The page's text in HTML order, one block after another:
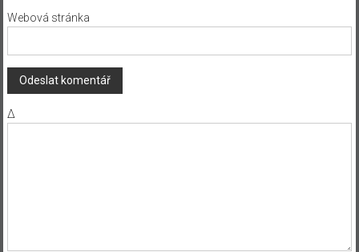
Webová stránka
Δ